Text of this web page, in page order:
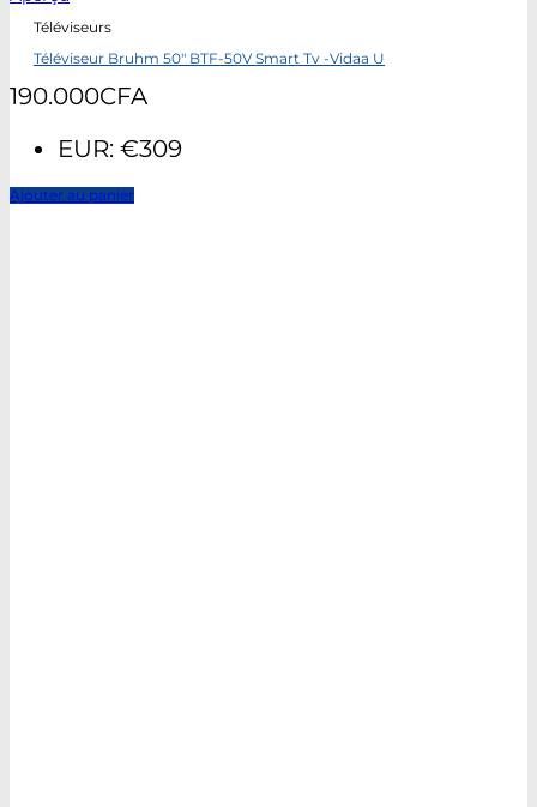
Téléviseurs
Téléviseur Bruhm 50″ BTF-50V Smart Tv -Vidaa U
190.000CFA
EUR: €309
Ajouter au panier